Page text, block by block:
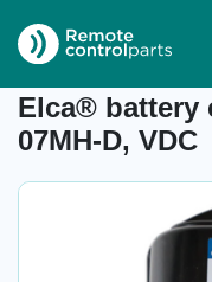
Item number: 04.132
Elca® battery
07MH-D, VDC